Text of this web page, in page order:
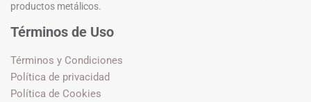
productos metálicos.
Términos de Uso
Términos y Condiciones
Política de privacidad
Política de Cookies